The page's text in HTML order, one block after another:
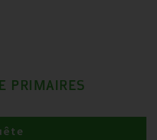
PRIMAIRES